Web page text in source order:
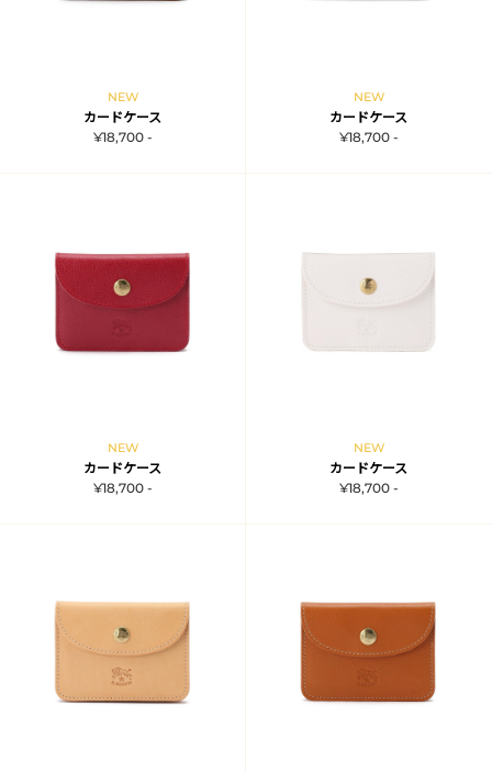
NEW
カードケース
¥18,700 -
NEW
カードケース
¥18,700 -
NEW
カードケース
¥18,700 -
NEW
カードケース
¥18,700 -